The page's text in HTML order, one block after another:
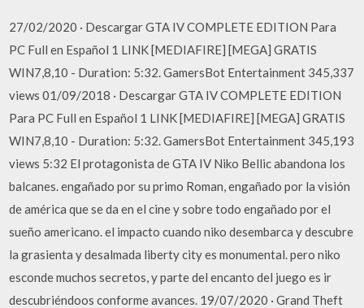
27/02/2020 · Descargar GTA IV COMPLETE EDITION Para
PC Full en Español 1 LINK [MEDIAFIRE] [MEGA] GRATIS
WIN7,8,10 - Duration: 5:32. GamersBot Entertainment 345,337
views 01/09/2018 · Descargar GTA IV COMPLETE EDITION
Para PC Full en Español 1 LINK [MEDIAFIRE] [MEGA] GRATIS
WIN7,8,10 - Duration: 5:32. GamersBot Entertainment 345,193
views 5:32 El protagonista de GTA IV Niko Bellic abandona los
balcanes. engañado por su primo Roman, engañado por la visión
de américa que se da en el cine y sobre todo engañado por el
sueño americano. el impacto cuando niko desembarca y descubre
la grasienta y desalmada liberty city es monumental. pero niko
esconde muchos secretos, y parte del encanto del juego es ir
descubriéndoos conforme avances. 19/07/2020 · Grand Theft